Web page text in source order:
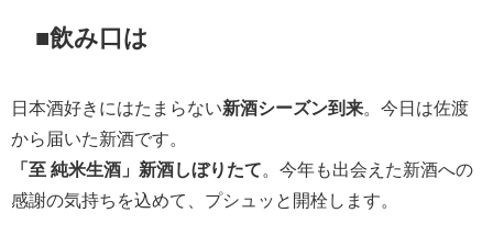
■飲み口は
日本酒好きにはたまらない新酒シーズン到来 。今日は佐渡
から届いた新酒です。
「至 純米生酒」新酒しぼりたて 。今年も出会えた新酒への
感謝の気持ちを込めて、プシュッと開栓します。